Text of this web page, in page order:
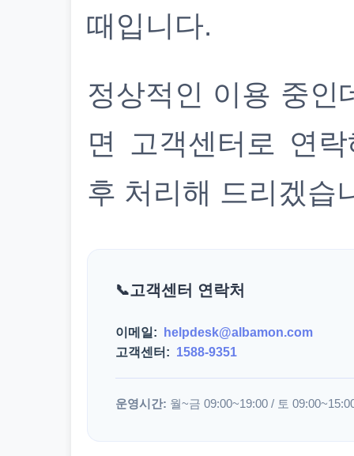
때입니다.
정상적인 이용 중인
면 고객센터로 연
후 처리해 드리겠습
고객센터 연락처
이메일:
helpdesk@albamon.com
고객센터: 1588-9351
운영시간: 월~금 09:00~19:00 / 토